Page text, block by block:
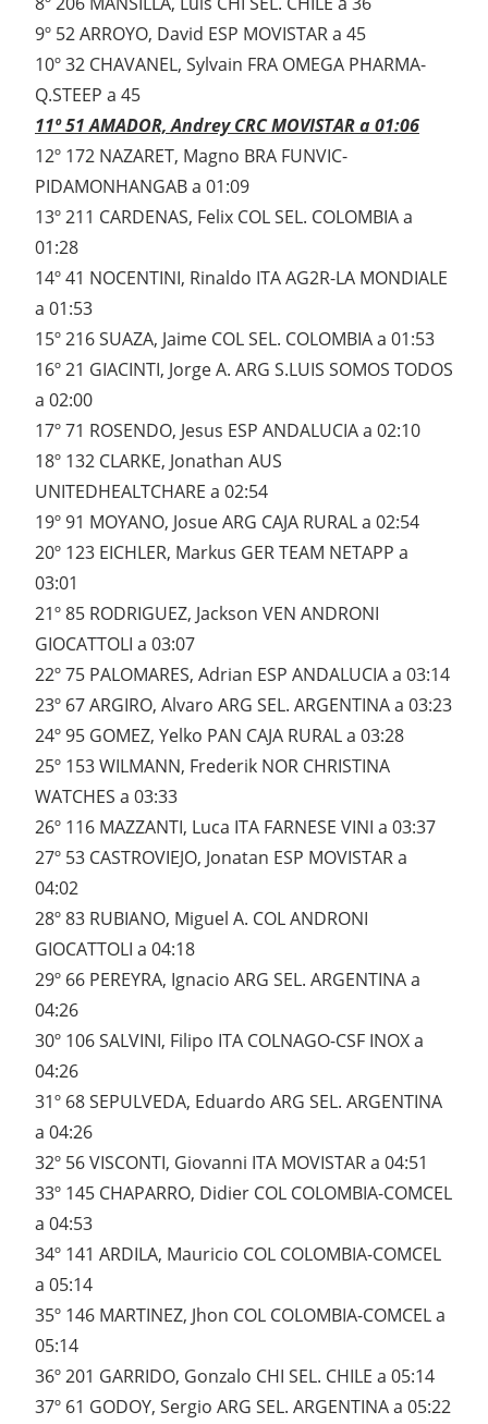
9º 52 ARROYO, David ESP MOVISTAR a 45
10º 32 CHAVANEL, Sylvain FRA OMEGA PHARMA-
Q.STEEP a 45
11º 51 AMADOR, Andrey CRC MOVISTAR a 01:06
12º 172 NAZARET, Magno BRA FUNVIC-
PIDAMONHANGAB a 01:09
13º 211 CARDENAS, Felix COL SEL. COLOMBIA a
01:28
14º 41 NOCENTINI, Rinaldo ITA AG2R-LA MONDIALE
a 01:53
15º 216 SUAZA, Jaime COL SEL. COLOMBIA a 01:53
16º 21 GIACINTI, Jorge A. ARG S.LUIS SOMOS TODOS
a 02:00
17º 71 ROSENDO, Jesus ESP ANDALUCIA a 02:10
18º 132 CLARKE, Jonathan AUS
UNITEDHEALTCHARE a 02:54
19º 91 MOYANO, Josue ARG CAJA RURAL a 02:54
20º 123 EICHLER, Markus GER TEAM NETAPP a
03:01
21º 85 RODRIGUEZ, Jackson VEN ANDRONI
GIOCATTOLI a 03:07
22º 75 PALOMARES, Adrian ESP ANDALUCIA a 03:14
23º 67 ARGIRO, Alvaro ARG SEL. ARGENTINA a 03:23
24º 95 GOMEZ, Yelko PAN CAJA RURAL a 03:28
25º 153 WILMANN, Frederik NOR CHRISTINA
WATCHES a 03:33
26º 116 MAZZANTI, Luca ITA FARNESE VINI a 03:37
27º 53 CASTROVIEJO, Jonatan ESP MOVISTAR a
04:02
28º 83 RUBIANO, Miguel A. COL ANDRONI
GIOCATTOLI a 04:18
29º 66 PEREYRA, Ignacio ARG SEL. ARGENTINA a
04:26
30º 106 SALVINI, Filipo ITA COLNAGO-CSF INOX a
04:26
31º 68 SEPULVEDA, Eduardo ARG SEL. ARGENTINA
a 04:26
32º 56 VISCONTI, Giovanni ITA MOVISTAR a 04:51
33º 145 CHAPARRO, Didier COL COLOMBIA-COMCEL
a 04:53
34º 141 ARDILA, Mauricio COL COLOMBIA-COMCEL
a 05:14
35º 146 MARTINEZ, Jhon COL COLOMBIA-COMCEL a
05:14
36º 201 GARRIDO, Gonzalo CHI SEL. CHILE a 05:14
37º 61 GODOY, Sergio ARG SEL. ARGENTINA a 05:22